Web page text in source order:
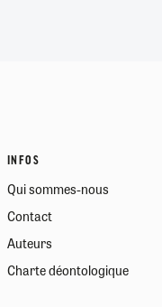
INFOS
Qui sommes-nous
Contact
Auteurs
Charte déontologique